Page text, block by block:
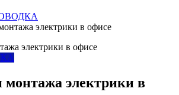
электрики в офисе
монтажа электрики в